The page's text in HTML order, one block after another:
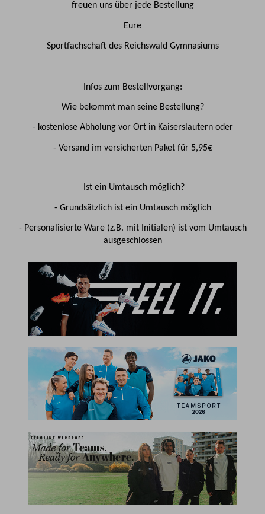
freuen uns über jede Bestellung
Eure
Sportfachschaft des Reichswald Gymnasiums
Infos zum Bestellvorgang:
Wie bekommt man seine Bestellung?
- kostenlose Abholung vor Ort in Kaiserslautern oder
- Versand im versicherten Paket für 5,95€
Ist ein Umtausch möglich?
- Grundsätzlich ist ein Umtausch möglich
- Personalisierte Ware (z.B. mit Initialen) ist vom Umtausch
ausgeschlossen